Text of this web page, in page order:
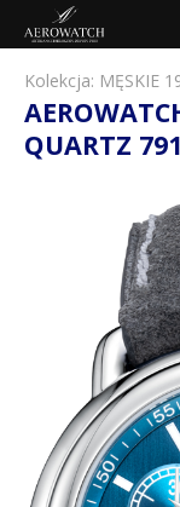
Kolekcja: MĘSKIE
QUARTZ